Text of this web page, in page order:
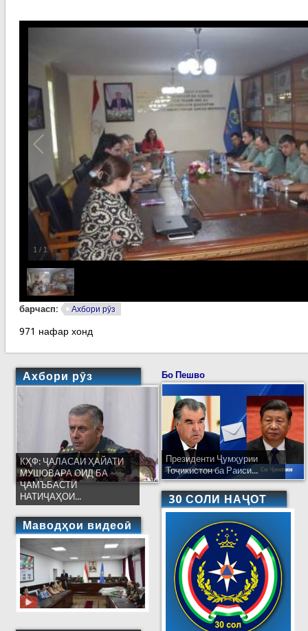
1 / 1
барчасп: Ахбори рӯз
971 нафар хонд
Ахбори рӯз
КҲФ: ҶАЛАСАИ ҲАЙАТИ
МУШОВАРА ОИД БА
ҶАМЪБАСТИ
НАТИҶАҲОИ...
Маводҳои видеоӣ
Бо Пешво
Президенти Ҷумҳурии
Тоҷикистон ба Раиси...
30 СОЛИ НАҶОТ